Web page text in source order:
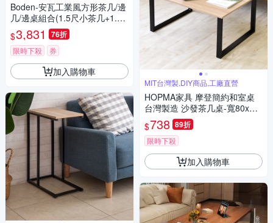
Boden-安瓦工業風方形茶几/邊
几/邊桌組合(1.5尺小茶几+1.3
尺小茶几)-45x45x53cm
$3,831 76折
限時下殺 券
加入購物車
MIT台灣製,DIY商品,工廠直營
HOPMA家具 摩登簡約和室桌
台灣製造 沙發茶几桌-寬80x深6
0x高40 cm
$738 89折
限時下殺
加入購物車